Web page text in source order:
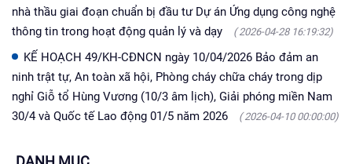
nhà thầu giai đoạn chuẩn bị đầu tư Dự án Ứng dụng công nghệ
thông tin trong hoạt động quản lý và dạy
( 2026-04-28 16:19:32)
KẾ HOẠCH 49/KH-CĐNCN ngày 10/04/2026 Bảo đảm an
ninh trật tự, An toàn xã hội, Phòng cháy chữa cháy trong dịp
nghỉ Giỗ tổ Hùng Vương (10/3 âm lịch), Giải phóng miền Nam
30/4 và Quốc tế Lao động 01/5 năm 2026
( 2026-04-10 00:00:00)